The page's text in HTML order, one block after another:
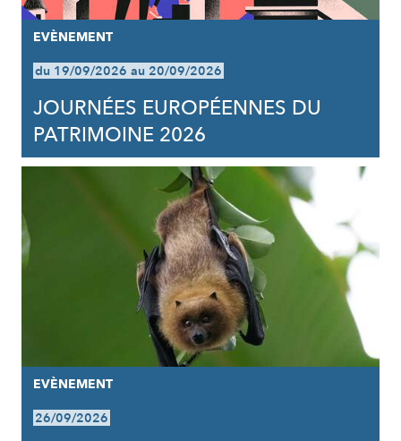
EVÈNEMENT
du 19/09/2026 au 20/09/2026
JOURNÉES EUROPÉENNES DU
PATRIMOINE 2026
EVÈNEMENT
26/09/2026